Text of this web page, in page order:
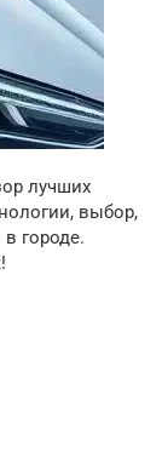
лучших
выбор,
городе.